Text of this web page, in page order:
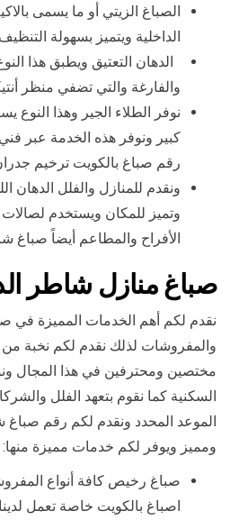
الصباغ الزيتي أو ما يسمى
الداخلية ويتميز بسهولة التنظيف
الدهان التعتيق ويطبق هذا
والفارغة والتي تضفي منظر
نوفر الطلاء الجير وهذا
كبير ونوفر هذه الخدمة عبر
رقم صباغ بالكويت ترخيم
ونقدم للمنازل والفلل الدهان
وتميز للمكان ويستخدم لصالات
الأفراح والمطاعم أيضاً
صباغ منازل شاطر
نقدم لكم أهم الخدمات المميزة في
والمفروشات لذلك نقدم لكم نخبة
مختصين ومحترفين في هذا المجال
السكنية كما نقوم بتعهد الفلل
الموعد المحدد ونقدم لكم رقم
ومميز ويوفر لكم خدمات مميزة منها:
صباغ رخيص كافة أنواع
اصباغ بالكويت خاصة تعمل